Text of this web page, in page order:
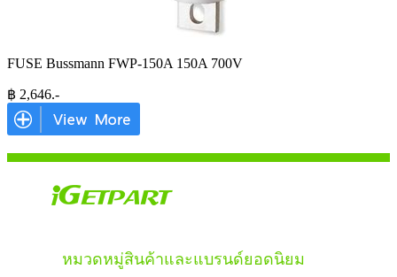
FUSE Bussmann FWP-150A 150A 700V
฿ 2,646.-
หมวดหมู่สินค้าและแบรนด์ยอดนิยม